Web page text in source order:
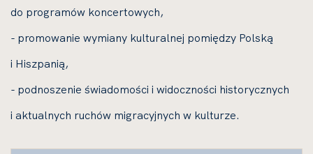
do programów koncertowych,
- promowanie wymiany kulturalnej pomiędzy Polską
i Hiszpanią,
- podnoszenie świadomości i widoczności historycznych
i aktualnych ruchów migracyjnych w kulturze.